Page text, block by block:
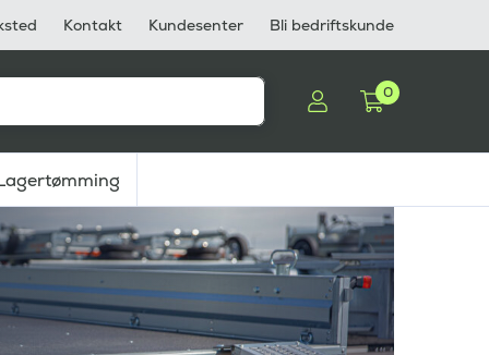
Kontakt Kundesenter Bli bedriftskunde
0